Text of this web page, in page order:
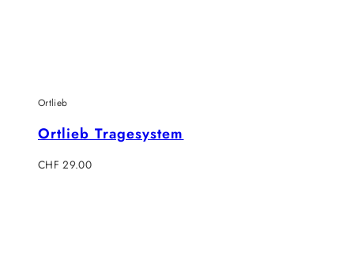
Ortlieb
Ortlieb Tragesystem
Regulärer
CHF 29.00